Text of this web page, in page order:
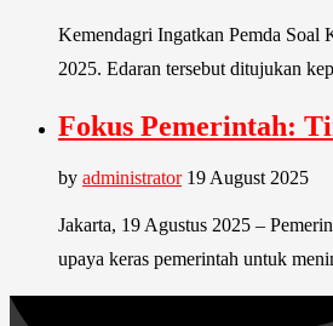
Kemendagri Ingatkan Pemda Soal
2025. Edaran tersebut ditujukan
Fokus Pemerintah:
by administrator 19 August 2025
Jakarta, 19 Agustus 2025 –
upaya keras pemerintah untuk